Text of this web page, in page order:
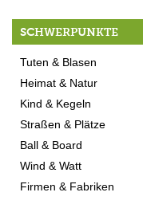
SCHWERPUNKTE
Tuten & Blasen
Heimat & Natur
Kind & Kegeln
Straßen & Plätze
Ball & Board
Wind & Watt
Firmen & Fabriken